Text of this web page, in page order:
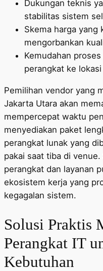
Dukungan teknis
stabilitas sistem
Skema harga
mengorbankan
Kemudahan
perangkat ke lokasi
Pemilihan vendor yang
Jakarta Utara akan
mempercepat waktu
menyediakan paket
perangkat lunak yang
pakai saat tiba di
perangkat dan layanan
ekosistem kerja yang
kegagalan sistem.
Solusi Praktis
Perangkat IT
Kebutuhan